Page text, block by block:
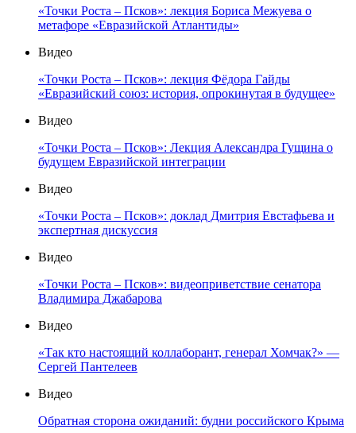
«Точки Роста – Псков»: лекция Бориса Межуева о
метафоре «Евразийской Атлантиды»
Видео
«Точки Роста – Псков»: лекция Фёдора Гайды
«Евразийский союз: история, опрокинутая в будущее»
Видео
«Точки Роста – Псков»: Лекция Александра Гущина о
будущем Евразийской интеграции
Видео
«Точки Роста – Псков»: доклад Дмитрия Евстафьева и
экспертная дискуссия
Видео
«Точки Роста – Псков»: видеоприветствие сенатора
Владимира Джабарова
Видео
«Так кто настоящий коллаборант, генерал Хомчак?» —
Сергей Пантелеев
Видео
Обратная сторона ожиданий: будни российского Крыма